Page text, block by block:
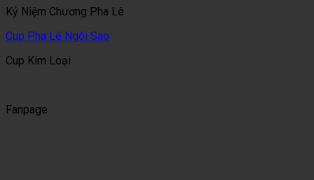
Kỷ Niệm Chương Pha Lê
Cup Pha Lê Ngôi Sao
Cup Kim Loại
Fanpage